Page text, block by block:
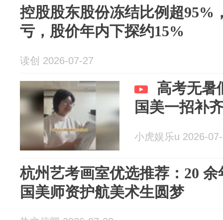
控股股东股份冻结比例超95%
亏，股价年内下探约15%
读创 2026-07-27
高考无暑
国美一招补
小虎娱乐u 2026-
杭州艺考画室优选推荐：20
国美师资护航美术生圆梦